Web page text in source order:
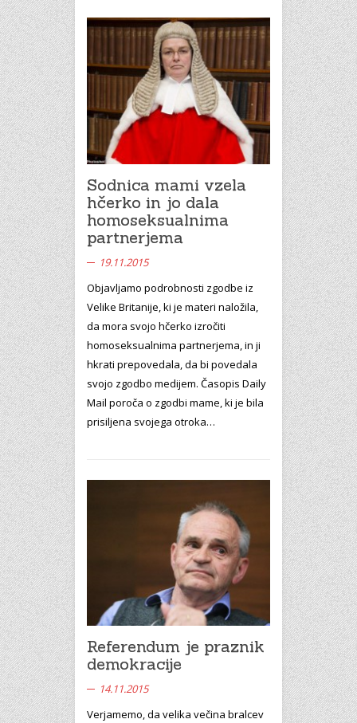
Sodnica mami vzela
hčerko in jo dala
homoseksualnima
partnerjema
19.11.2015
Objavljamo podrobnosti zgodbe iz
Velike Britanije, ki je materi naložila,
da mora svojo hčerko izročiti
homoseksualnima partnerjema, in ji
hkrati prepovedala, da bi povedala
svojo zgodbo medijem. Časopis Daily
Mail poroča o zgodbi mame, ki je bila
prisiljena svojega otroka…
Referendum je praznik
demokracije
14.11.2015
Verjamemo, da velika večina bralcev